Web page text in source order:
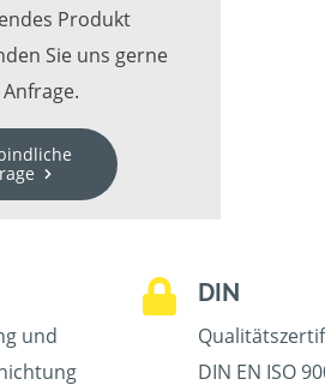
Produkt
Sie uns gerne
und
DIN
DIN EN ISO